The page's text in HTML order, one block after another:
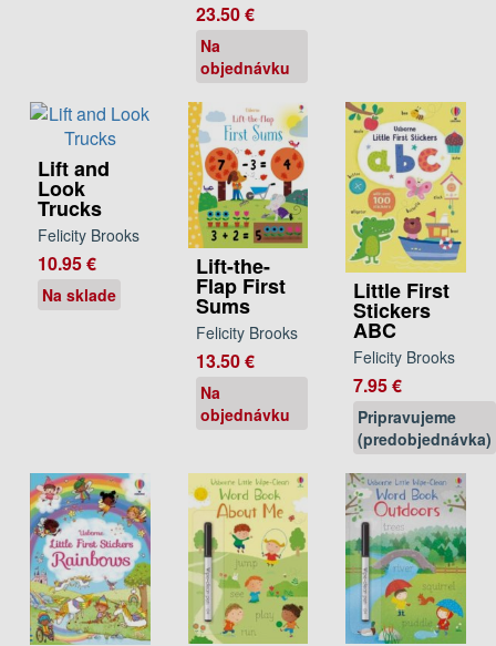
23.50 €
Na
objednávku
Lift and
Look
Trucks
Felicity Brooks
10.95 €
Na sklade
Lift-the-
Flap First
Sums
Felicity Brooks
13.50 €
Na
objednávku
Little First
Stickers
ABC
Felicity Brooks
7.95 €
Pripravujeme
(predobjednávka)